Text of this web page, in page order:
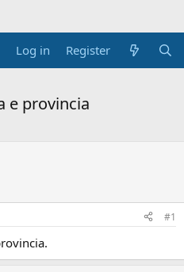
Log in Register
e provincia
#1